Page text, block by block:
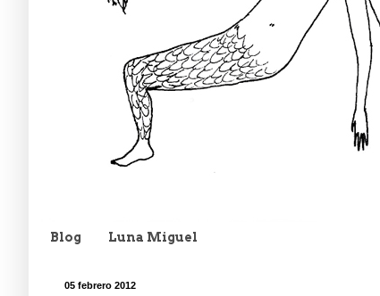
Blog Luna Miguel
05 febrero 2012